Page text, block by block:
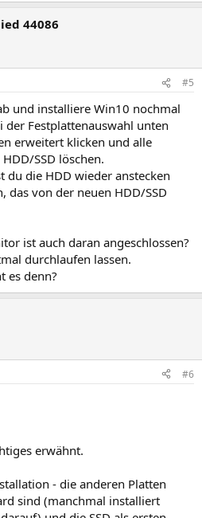
44086
#5
und installiere Win10 nochmal
Festplattenauswahl unten
erweitert klicken und alle
SSD löschen.
du die HDD wieder anstecken
das von der neuen HDD/SSD
ist auch daran angeschlossen?
durchlaufen lassen.
es denn?
#6
erwähnt.
- die anderen Platten
sind (manchmal installiert